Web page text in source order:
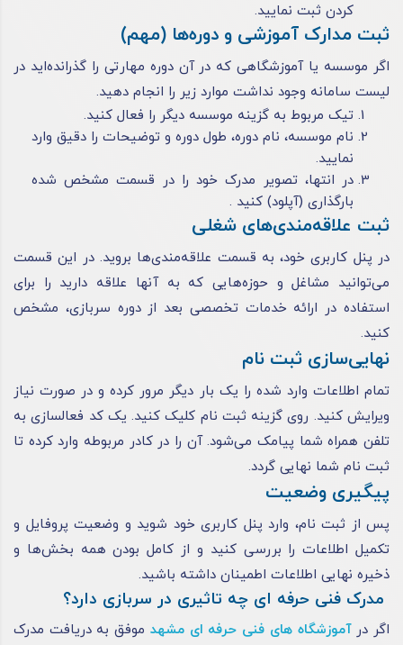
کردن ثبت نمایید.
ثبت مدارک آموزشی و دوره‌ها (مهم)
اگر موسسه یا آموزشگاهی که در آن دوره مهارتی را گذرانده‌اید در
لیست سامانه وجود نداشت موارد زیر را انجام دهید.
تیک مربوط به گزینه موسسه دیگر را فعال کنید.
نام موسسه، نام دوره، طول دوره و توضیحات را دقیق وارد
نمایید.
در انتها، تصویر مدرک خود را در قسمت مشخص شده
بارگذاری (آپلود) کنید .
ثبت علاقه‌مندی‌های شغلی
در پنل کاربری خود، به قسمت علاقه‌مندی‌ها بروید. در این قسمت
می‌توانید مشاغل و حوزه‌هایی که به آنها علاقه دارید را برای
استفاده در ارائه خدمات تخصصی بعد از دوره سربازی، مشخص
کنید.
نهایی‌سازی ثبت نام
تمام اطلاعات وارد شده را یک بار دیگر مرور کرده و در صورت نیاز
ویرایش کنید. روی گزینه ثبت نام کلیک کنید. یک کد فعالسازی به
تلفن همراه شما پیامک می‌شود. آن را در کادر مربوطه وارد کرده تا
ثبت نام شما نهایی گردد.
پیگیری وضعیت
پس از ثبت نام، وارد پنل کاربری خود شوید و وضعیت پروفایل و
تکمیل اطلاعات را بررسی کنید و از کامل بودن همه بخش‌ها و
ذخیره نهایی اطلاعات اطمینان داشته باشید.
مدرک فنی حرفه ای چه تاثیری در سربازی دارد؟
اگر درآموزشگاه های فنی حرفه ای مشهد موفق به دریافت مدرک